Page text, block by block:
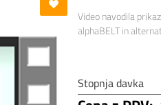
Video navodila
alphaBELT in
Stopnja davka